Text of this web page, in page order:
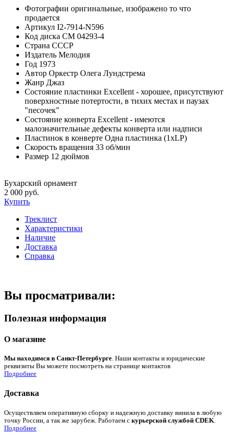
Фотографии оригинальные, изображено то что
продается
Артикул I2-7914-N596
Код диска СМ 04293-4
Страна СССР
Издатель Мелодия
Год 1973
Автор Оркестр Олега Лундстрема
Жанр Джаз
Состояние пластинки Excellent - хорошее, присутствуют
поверхностные потертости, в тихих местах и паузах
"песочек"
Состояние конверта Excellent - имеются
малозначительные дефекты конверта или надписи
Пластинок в конверте Одна пластинка (1xLP)
Скорость вращения 33 об/мин
Размер 12 дюймов
Бухарский орнамент
2 000 руб.
Купить
Треклист
Характеристики
Наличие
Доставка
Справка
Вы просматривали:
Полезная информация
О магазине
Мы находимся в Санкт-Петербурге. Наши контакты и юридические
реквизиты Вы можете посмотреть на странице контактов
Подробнее
Доставка
Осуществляем оперативную сборку и надежную доставку винила в любую
точку России, а так же зарубеж. Работаем с курьерской службой CDEK
Подробнее